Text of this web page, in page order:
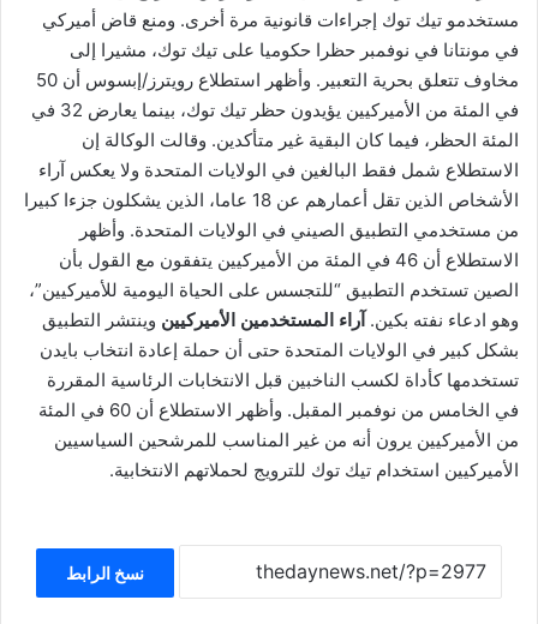
مستخدمو تيك توك إجراءات قانونية مرة أخرى. ومنع قاض أميركي
في مونتانا في نوفمبر حظرا حكوميا على تيك توك، مشيرا إلى
مخاوف تتعلق بحرية التعبير. وأظهر استطلاع رويترز/إبسوس أن 50
في المئة من الأميركيين يؤيدون حظر تيك توك، بينما يعارض 32 في
المئة الحظر، فيما كان البقية غير متأكدين. وقالت الوكالة إن
الاستطلاع شمل فقط البالغين في الولايات المتحدة ولا يعكس آراء
الأشخاص الذين تقل أعمارهم عن 18 عاما، الذين يشكلون جزءا كبيرا
من مستخدمي التطبيق الصيني في الولايات المتحدة. وأظهر
الاستطلاع أن 46 في المئة من الأميركيين يتفقون مع القول بأن
الصين تستخدم التطبيق “للتجسس على الحياة اليومية للأميركيين”،
وهو ادعاء نفته بكين.آراء المستخدمين الأميركيين وينتشر التطبيق
بشكل كبير في الولايات المتحدة حتى أن حملة إعادة انتخاب بايدن
تستخدمها كأداة لكسب الناخبين قبل الانتخابات الرئاسية المقررة
في الخامس من نوفمبر المقبل. وأظهر الاستطلاع أن 60 في المئة
من الأميركيين يرون أنه من غير المناسب للمرشحين السياسيين
الأميركيين استخدام تيك توك للترويج لحملاتهم الانتخابية.
نسخ الرابط